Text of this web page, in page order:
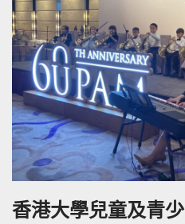
香港大學兒童及青